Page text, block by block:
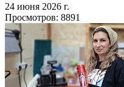
24 июня 2026 г.
Просмотров: 8891